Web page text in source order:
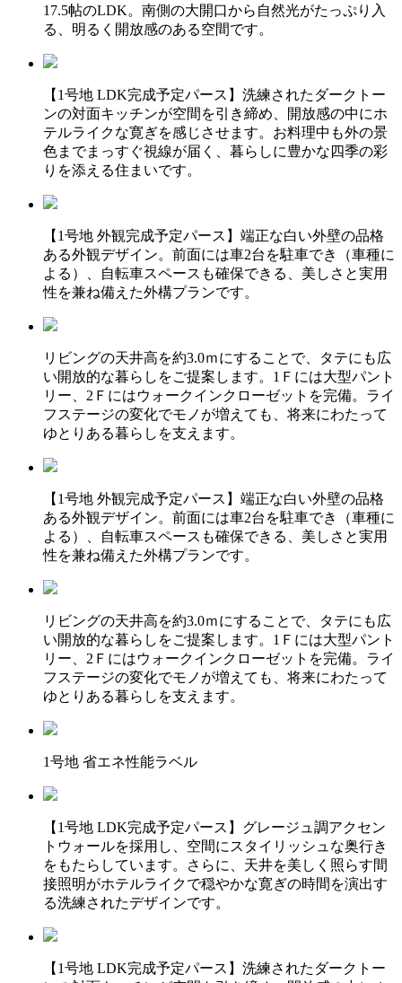
17.5帖のLDK。南側の大開口から自然光がたっぷり入
る、明るく開放感のある空間です。
【1号地 LDK完成予定パース】洗練されたダークトー
ンの対面キッチンが空間を引き締め、開放感の中にホ
テルライクな寛ぎを感じさせます。お料理中も外の景
色までまっすぐ視線が届く、暮らしに豊かな四季の彩
りを添える住まいです。
【1号地 外観完成予定パース】端正な白い外壁の品格
ある外観デザイン。前面には車2台を駐車でき（車種に
よる）、自転車スペースも確保できる、美しさと実用
性を兼ね備えた外構プランです。
リビングの天井高を約3.0ｍにすることで、タテにも広
い開放的な暮らしをご提案します。1Ｆには大型パント
リー、2Ｆにはウォークインクローゼットを完備。ライ
フステージの変化でモノが増えても、将来にわたって
ゆとりある暮らしを支えます。
【1号地 外観完成予定パース】端正な白い外壁の品格
ある外観デザイン。前面には車2台を駐車でき（車種に
よる）、自転車スペースも確保できる、美しさと実用
性を兼ね備えた外構プランです。
リビングの天井高を約3.0ｍにすることで、タテにも広
い開放的な暮らしをご提案します。1Ｆには大型パント
リー、2Ｆにはウォークインクローゼットを完備。ライ
フステージの変化でモノが増えても、将来にわたって
ゆとりある暮らしを支えます。
1号地 省エネ性能ラベル
【1号地 LDK完成予定パース】グレージュ調アクセン
トウォールを採用し、空間にスタイリッシュな奥行き
をもたらしています。さらに、天井を美しく照らす間
接照明がホテルライクで穏やかな寛ぎの時間を演出す
る洗練されたデザインです。
【1号地 LDK完成予定パース】洗練されたダークトー